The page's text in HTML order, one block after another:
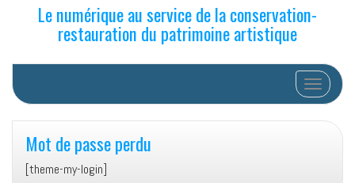
Le numérique au service de la conservation-
restauration du patrimoine artistique
Afficher/
Mot de passe perdu
[theme-my-login]